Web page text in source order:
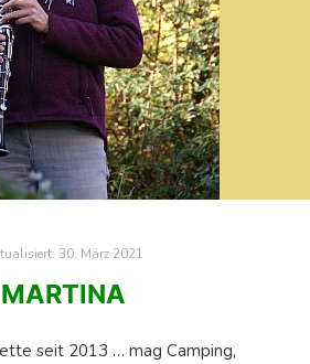
30. März 2021
MARTINA
seit 2013 … mag Camping,